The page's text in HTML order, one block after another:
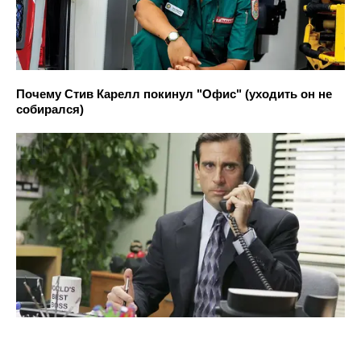
Почему Стив Карелл покинул "Офис" (уходить он не
собирался)